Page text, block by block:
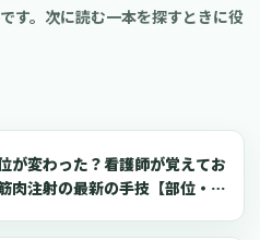
でお忙しい中でも、必要な情報
具体的なケースを交えた早見表
トの解説、院内での業務手順の
いきます。この記事が、皆様の
子カルテでも等しく再現できる
の運用」と、誰が聞いても同じ
りの標準的な文型」の2つです。
ておくだけで、その後の継続的
何よりも医療・介護事故の予防
られています。この記事では、
ラインや、実際に運営されてい
解説記事などを基に、初回研修
整理しました。さらに、現場で
す。次に読む一本を探すときに役
が変わった？看護師が覚えてお
肉注射の最新の手技【部位・